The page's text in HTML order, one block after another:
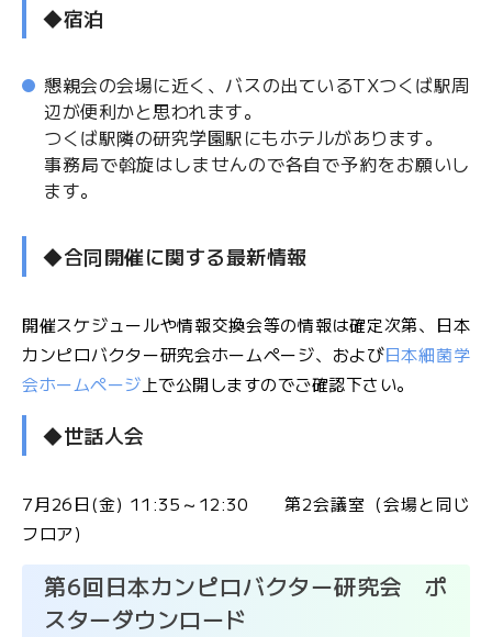
◆宿泊
懇親会の会場に近く、バスの出ているTXつくば駅周
辺が便利かと思われます。
つくば駅隣の研究学園駅にもホテルがあります。
事務局で斡旋はしませんので各自で予約をお願いし
ます。
◆合同開催に関する最新情報
開催スケジュールや情報交換会等の情報は確定次第、日本
カンピロバクター研究会ホームページ、および日本細菌学
会ホームページ 上で公開しますのでご確認下さい。
◆世話人会
7月26日(金) 11:35～12:30 第2会議室（会場と同じ
フロア）
第6回日本カンピロバクター研究会 ポ
スターダウンロード